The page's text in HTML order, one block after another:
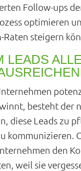
Follow-ups
optimieren
Raten steigern
LEADS
besteht der
diese Leads zu
kommunizieren.
den
weil sie